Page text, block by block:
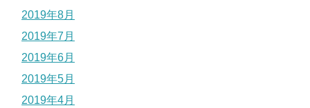
2019年8月
2019年7月
2019年6月
2019年5月
2019年4月